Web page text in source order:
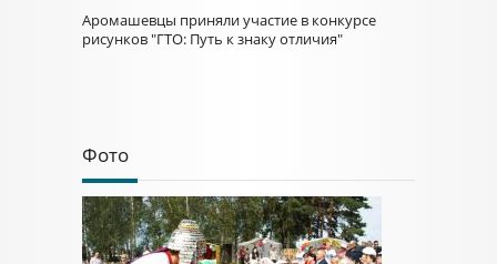
Аромашевцы приняли участие в конкурсе
рисунков "ГТО: Путь к знаку отличия"
Фото